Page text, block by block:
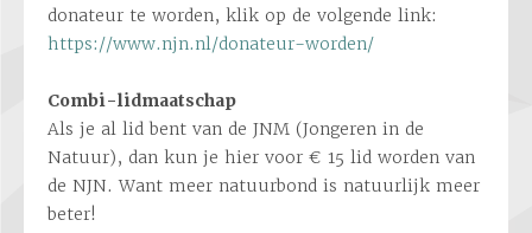
donateur te worden, klik op de volgende link:
https://www.njn.nl/donateur-worden/
Combi-lidmaatschap
Als je al lid bent van de JNM (Jongeren in de
Natuur), dan kun je hier voor € 15 lid worden van
de NJN. Want meer natuurbond is natuurlijk meer
beter!